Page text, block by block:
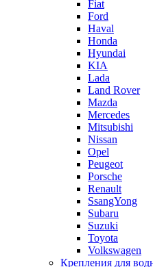
Fiat
Ford
Haval
Honda
Hyundai
KIA
Lada
Land Rover
Mazda
Mercedes
Mitsubishi
Nissan
Opel
Peugeot
Porsche
Renault
SsangYong
Subaru
Suzuki
Toyota
Volkswagen
Крепления для